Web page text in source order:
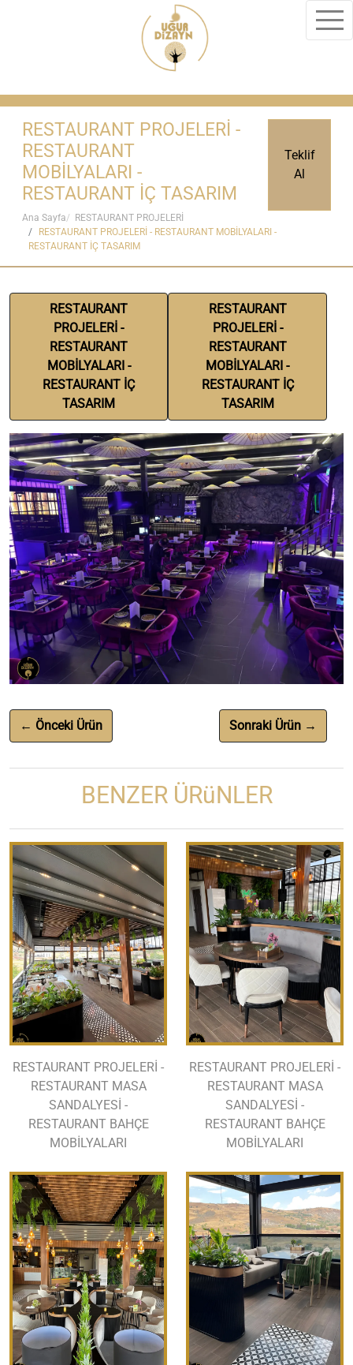
RESTAURANT PROJELERİ -
RESTAURANT
MOBİLYALARI -
RESTAURANT İÇ TASARIM
Teklif
Al
Ana Sayfa
RESTAURANT PROJELERİ
RESTAURANT PROJELERİ - RESTAURANT MOBİLYALARI -
RESTAURANT İÇ TASARIM
RESTAURANT
PROJELERİ -
RESTAURANT
MOBİLYALARI -
RESTAURANT İÇ
TASARIM
RESTAURANT
PROJELERİ -
RESTAURANT
MOBİLYALARI -
RESTAURANT İÇ
TASARIM
← Önceki Ürün Sonraki Ürün →
BENZER ÜRüNLER
RESTAURANT PROJELERİ -
RESTAURANT MASA
SANDALYESİ -
RESTAURANT BAHÇE
MOBİLYALARI
RESTAURANT PROJELERİ -
RESTAURANT MASA
SANDALYESİ -
RESTAURANT BAHÇE
MOBİLYALARI